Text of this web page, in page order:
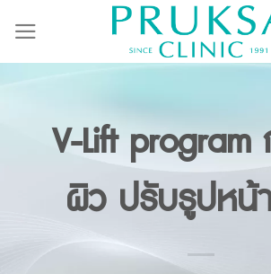
content
V-Lift program
ผิว ปรับรูปหน้